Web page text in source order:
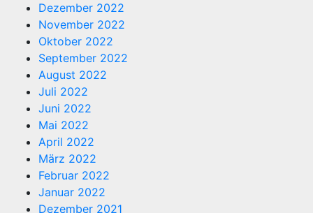
Dezember 2022
November 2022
Oktober 2022
September 2022
August 2022
Juli 2022
Juni 2022
Mai 2022
April 2022
März 2022
Februar 2022
Januar 2022
Dezember 2021